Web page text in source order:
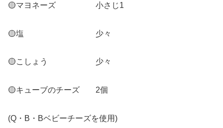
🟡マヨネーズ 小さじ1
🟡塩 少々
🟡こしょう 少々
🟡キューブのチーズ 2個
(Q・B・Bベビーチーズを使用)